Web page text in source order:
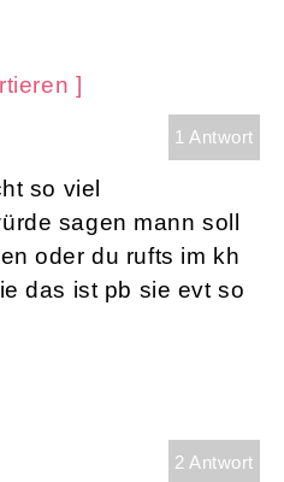
]
1 Antwort
so viel
sagen mann soll
oder du rufts im kh
das ist pb sie evt so
2 Antwort